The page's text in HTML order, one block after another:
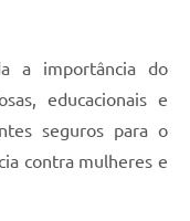
a importância do
educacionais e
seguros para o
contra mulheres e